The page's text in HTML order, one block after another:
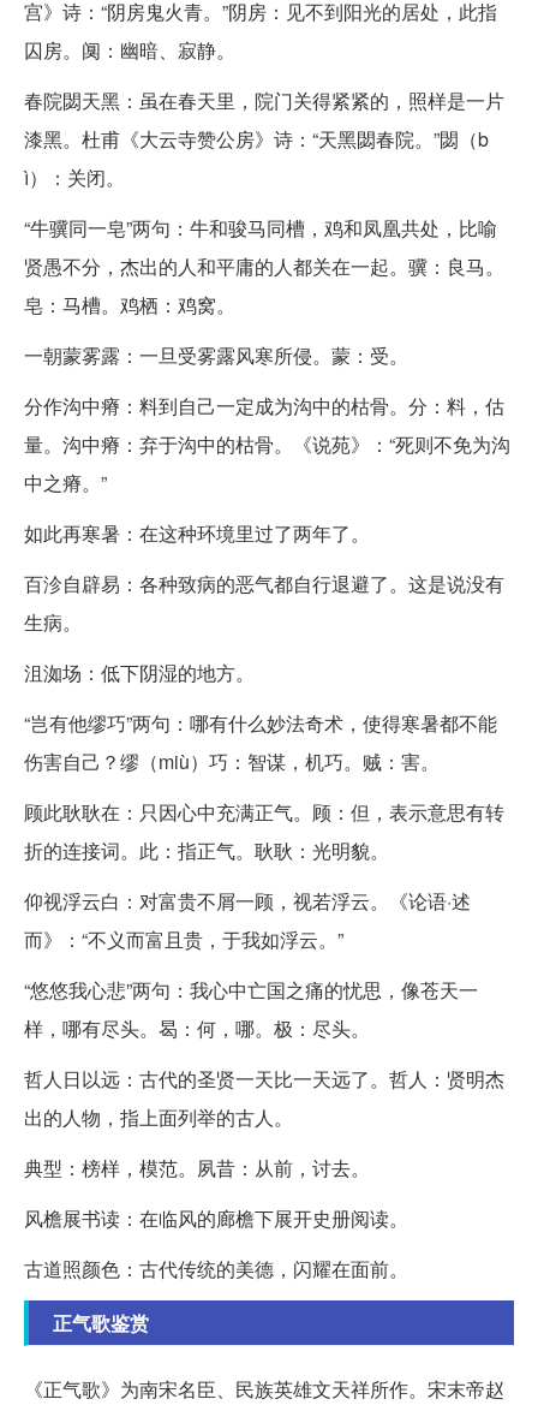
宫》诗：“阴房鬼火青。”阴房：见不到阳光的居处，此指
囚房。阒：幽暗、寂静。
春院閟天黑：虽在春天里，院门关得紧紧的，照样是一片
漆黑。杜甫《大云寺赞公房》诗：“天黑閟春院。”閟（b
ì）：关闭。
“牛骥同一皂”两句：牛和骏马同槽，鸡和凤凰共处，比喻
贤愚不分，杰出的人和平庸的人都关在一起。骥：良马。
皂：马槽。鸡栖：鸡窝。
一朝蒙雾露：一旦受雾露风寒所侵。蒙：受。
分作沟中瘠：料到自己一定成为沟中的枯骨。分：料，估
量。沟中瘠：弃于沟中的枯骨。《说苑》：“死则不免为沟
中之瘠。”
如此再寒暑：在这种环境里过了两年了。
百沴自辟易：各种致病的恶气都自行退避了。这是说没有
生病。
沮洳场：低下阴湿的地方。
“岂有他缪巧”两句：哪有什么妙法奇术，使得寒暑都不能
伤害自己？缪（miù）巧：智谋，机巧。贼：害。
顾此耿耿在：只因心中充满正气。顾：但，表示意思有转
折的连接词。此：指正气。耿耿：光明貌。
仰视浮云白：对富贵不屑一顾，视若浮云。《论语·述
而》：“不义而富且贵，于我如浮云。”
“悠悠我心悲”两句：我心中亡国之痛的忧思，像苍天一
样，哪有尽头。曷：何，哪。极：尽头。
哲人日以远：古代的圣贤一天比一天远了。哲人：贤明杰
出的人物，指上面列举的古人。
典型：榜样，模范。夙昔：从前，讨去。
风檐展书读：在临风的廊檐下展开史册阅读。
古道照颜色：古代传统的美德，闪耀在面前。
正气歌鉴赏
《正气歌》为南宋名臣、民族英雄文天祥所作。宋末帝赵